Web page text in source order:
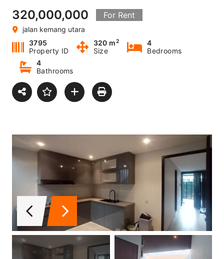
320,000,000 For Rent
jalan kemang utara
3795
Property ID
320 m2
Size
4
Bedrooms
4
Bathrooms